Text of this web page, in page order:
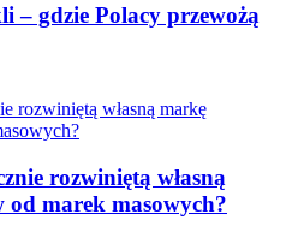
– gdzie Polacy przewożą
rozwiniętą własną
marek masowych?